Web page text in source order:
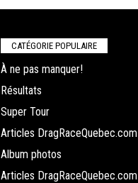
CATÉGORIE POPULAIRE
À ne pas manquer!
Résultats
Super Tour
Articles DragRaceQuebec.com
Album photos
Articles DragRaceQuebec.com